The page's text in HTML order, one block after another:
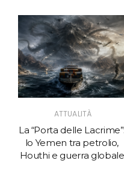
ATTUALITÀ
La “Porta delle Lacrime”:
lo Yemen tra petrolio,
Houthi e guerra globale